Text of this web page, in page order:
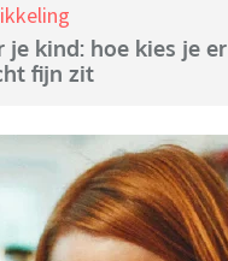
je kind: hoe kies je er
fijn zit